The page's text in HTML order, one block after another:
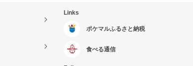
Links
ポケマルふるさと納税
食べる通信